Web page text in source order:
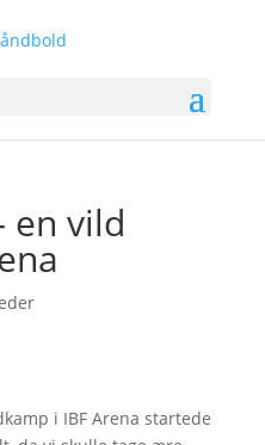
en vild
i IBF Arena startede